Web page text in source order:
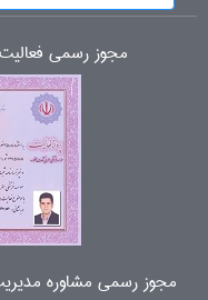
مجوز رسمی
مجوز رسمی مشاوره